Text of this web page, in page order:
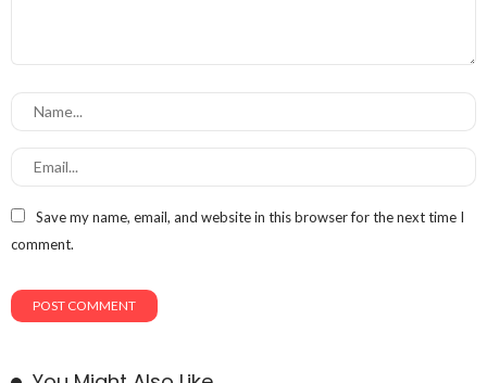
Save my name, email, and website in this browser for the next time I
comment.